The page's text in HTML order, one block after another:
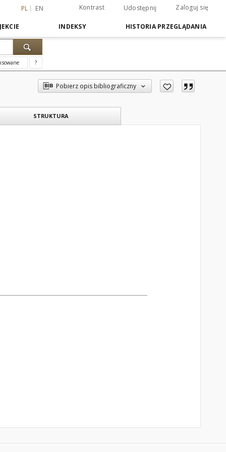
PL EN Kontrast Udostępnij Zaloguj się
INDEKSY HISTORIA PRZEGLĄDANIA
?
Pobierz opis bibliograficzny
STRUKTURA